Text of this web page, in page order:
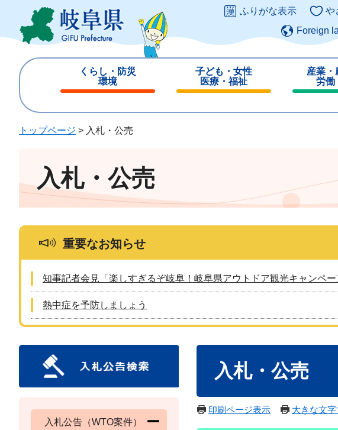
ジ
ュ
ふりがな表示 や
Foreign
くらし・防災
環境
じ
子ども・女性
医療・福祉
じ
産業・
労働
じ
トップページ > 入札・公売
入札・公売
重要なお知らせ
知事記者会見「楽しすぎるぞ岐阜！岐阜県アウトドア観光キャンペ
熱中症を予防しましょう
入札・公売
印刷ページ表示 大きな文
入札公告（WTO案件）